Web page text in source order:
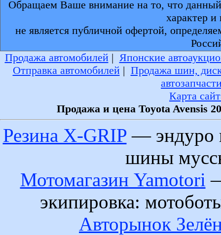
Обращаем Ваше внимание на то, что
характер
не является публичной офертой,
Продажа автомобилей| Японские
Отправка автомобилей| Продажа шин,
Карта
Продажа и цена Toyota Avensis
Резина X-GRIP — эндуро
шины
Мотомагазин Yamotori
экипировка:
Авторынок